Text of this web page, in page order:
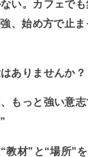
い。カフェで
、始め方で止
ありませんか？
もっと強い意
教材”と“場所”